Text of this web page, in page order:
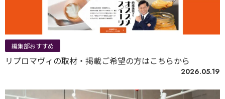
編集部おすすめ
リプロマヴィの取材・掲載ご希望の方はこちらから
2026.05.19